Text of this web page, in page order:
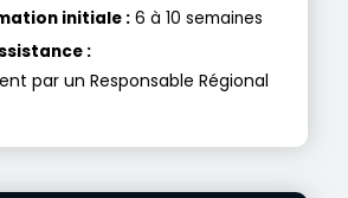
initiale : 6 à 10 semaines
:
par un Responsable Régional